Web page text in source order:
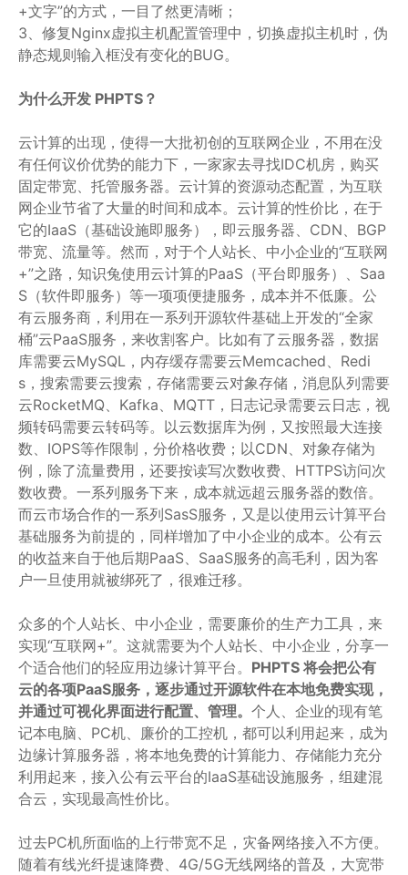
+文字”的方式，一目了然更清晰；
3、修复Nginx虚拟主机配置管理中，切换虚拟主机时，伪
静态规则输入框没有变化的BUG。
为什么开发 PHPTS？
云计算的出现，使得一大批初创的互联网企业，不用在没
有任何议价优势的能力下，一家家去寻找IDC机房，购买
固定带宽、托管服务器。云计算的资源动态配置，为互联
网企业节省了大量的时间和成本。云计算的性价比，在于
它的IaaS（基础设施即服务），即云服务器、CDN、BGP
带宽、流量等。然而，对于个人站长、中小企业的“互联网
+”之路，知识兔使用云计算的PaaS（平台即服务）、Saa
S（软件即服务）等一项项便捷服务，成本并不低廉。公
有云服务商，利用在一系列开源软件基础上开发的“全家
桶”云PaaS服务，来收割客户。比如有了云服务器，数据
库需要云MySQL，内存缓存需要云Memcached、Redi
s，搜索需要云搜索，存储需要云对象存储，消息队列需要
云RocketMQ、Kafka、MQTT，日志记录需要云日志，视
频转码需要云转码等。以云数据库为例，又按照最大连接
数、IOPS等作限制，分价格收费；以CDN、对象存储为
例，除了流量费用，还要按读写次数收费、HTTPS访问次
数收费。一系列服务下来，成本就远超云服务器的数倍。
而云市场合作的一系列SasS服务，又是以使用云计算平台
基础服务为前提的，同样增加了中小企业的成本。公有云
的收益来自于他后期PaaS、SaaS服务的高毛利，因为客
户一旦使用就被绑死了，很难迁移。
众多的个人站长、中小企业，需要廉价的生产力工具，来
实现“互联网+”。这就需要为个人站长、中小企业，分享一
个适合他们的轻应用边缘计算平台。 PHPTS 将会把公有
云的各项PaaS服务，逐步通过开源软件在本地免费实现，
并通过可视化界面进行配置、管理。 个人、企业的现有笔
记本电脑、PC机、廉价的工控机，都可以利用起来，成为
边缘计算服务器，将本地免费的计算能力、存储能力充分
利用起来，接入公有云平台的IaaS基础设施服务，组建混
合云，实现最高性价比。
过去PC机所面临的上行带宽不足，灾备网络接入不方便。
随着有线光纤提速降费、4G/5G无线网络的普及，大宽带